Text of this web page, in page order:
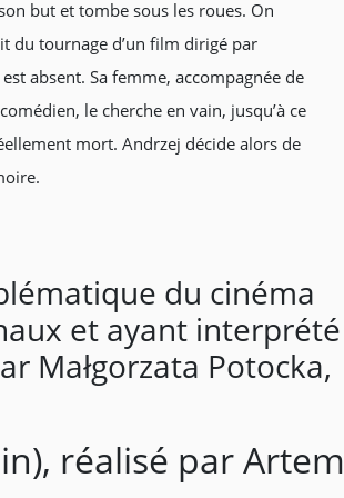
but et tombe sous les roues. On
du tournage d’un film dirigé par
absent. Sa femme, accompagnée de
le cherche en vain, jusqu’à ce
mort. Andrzej décide alors de
du cinéma
et ayant interprété
Małgorzata Potocka,
réalisé par Artem